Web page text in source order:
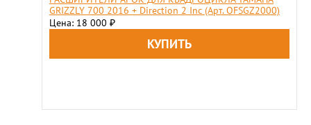
GRIZZLY 700 2016 + Direction 2 Inc (Арт. OFSGZ2000)
Цена: 18 000 ₽